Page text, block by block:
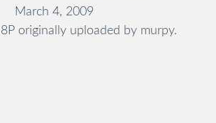
March 4, 2009
8P originally uploaded by murpy.